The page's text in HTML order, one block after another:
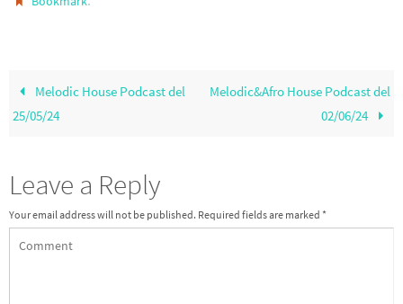
o
Melodic House Podcast del
25/05/24
Melodic&Afro House Podcast del
02/06/24
Leave a Reply
Your email address will not be published. Required fields are marked *